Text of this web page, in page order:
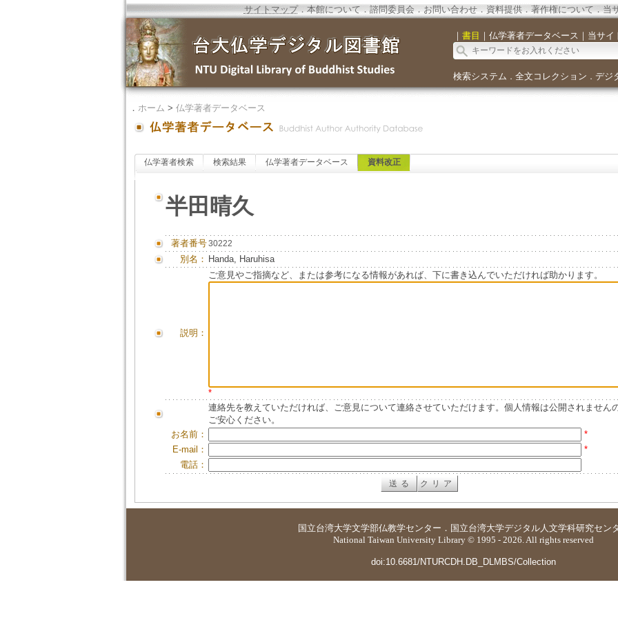
サイトマップ．本館について．諮問委員会． お問い合わせ． 資料提供．著作権について．当
｜ 書目 ｜ 仏学著者データベース ｜ 当サイ
検索システム ． 全文コレクション ． デジ
． ホーム > 仏学著者データベース
仏学著者検索 検索結果 仏学著者データベース 資料改正
半田晴久
著者番号30222
別名： Handa, Haruhisa
説明：
ご意見やご指摘など、または参考になる情報があれば、下に書き込んでいただければ助かります。
*
連絡先を教えていただければ、ご意見について連絡させていただけます。個人情報は公開されません
ご安心ください。
お名前：
*
E-mail：
*
電話：
国立台湾大学文学部仏教学センター ． 国立台湾大学デジタル人文学科研究セン
National Taiwan University Library © 1995 - 2026. All rights reserved
doi:10.6681/NTURCDH.DB_DLMBS/Collection